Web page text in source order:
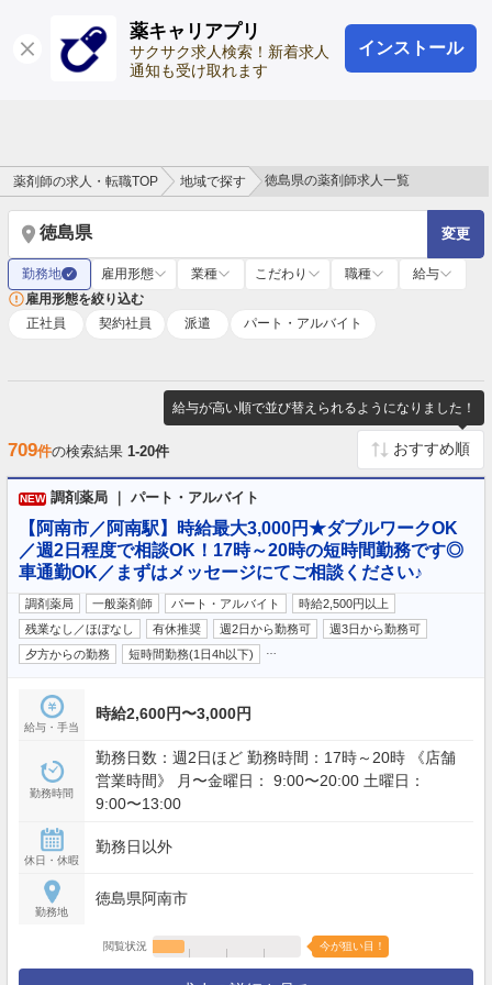
薬キャリアプリ
サクサク求人検索！新着求人
通知も受け取れます
インストール
ログイン 会員登録
薬剤師の求人・転職TOP 地域で探す 徳島県の薬剤師求人一覧
徳島県 変更
勤務地 ✓ 雇用形態 業種 こだわり 職種
給与
雇用形態を絞り込む
正社員
契約社員 派遣 パート・アルバイト
給与が高い順で並び替えられるようになりました！
709件の検索結果 1-20件
NEW 調剤薬局 ｜ パート・アルバイト
【阿南市／阿南駅】時給最大3,000円★ダブルワークOK
／週2日程度で相談OK！17時～20時の短時間勤務です◎
車通勤OK／まずはメッセージにてご相談ください♪
調剤薬局 一般薬剤師 パート・アルバイト
時給2,500円以上
残業なし／ほぼなし
有休推奨 週2日から勤務可
週3日から勤務可
夕方からの勤務
短時間勤務(1日4h以下)
給与・手当
時給2,600円〜3,000円
勤務時間
勤務日数：週2日ほど 勤務時間：17時～20時 《店舗
営業時間》 月〜金曜日： 9:00〜20:00 土曜日：
9:00〜13:00
休日・休暇
勤務日以外
勤務地
徳島県阿南市
閲覧状況 今が狙い目！